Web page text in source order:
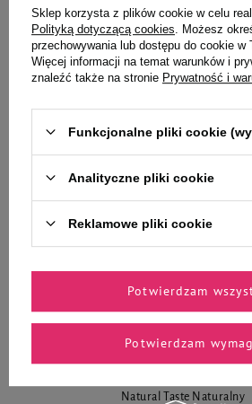
żołądki wieprzowe 500 g
Natural Taste Naturalny
Sklep korzysta z plików cookie w celu
Polityką dotyczącą cookies . Możesz
przechowywania lub dostępu do cookie w
Więcej informacji na temat warunków i
znaleźć także na stronie Prywatność i
Funkcjonalne pliki cookie
Analityczne pliki cookie
Reklamowe pliki cookie
Potwierdzam
Potwierdzam